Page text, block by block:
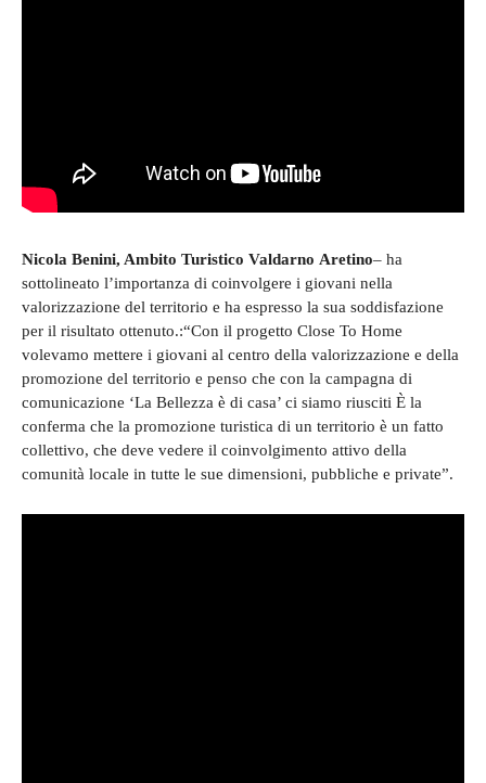
Nicola Benini, Ambito Turistico Valdarno Aretino– ha
sottolineato l’importanza di coinvolgere i giovani nella
valorizzazione del territorio e ha espresso la sua soddisfazione
per il risultato ottenuto.:“Con il progetto Close To Home
volevamo mettere i giovani al centro della valorizzazione e della
promozione del territorio e penso che con la campagna di
comunicazione ‘La Bellezza è di casa’ ci siamo riusciti È la
conferma che la promozione turistica di un territorio è un fatto
collettivo, che deve vedere il coinvolgimento attivo della
comunità locale in tutte le sue dimensioni, pubbliche e private”.